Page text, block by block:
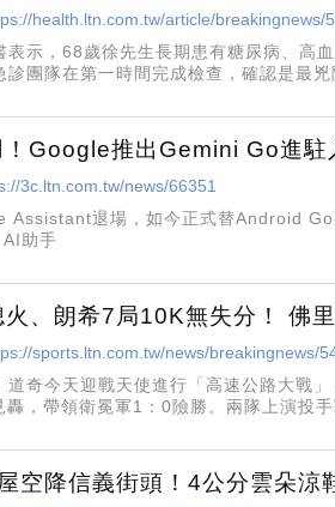
health.ltn.com.tw/article/breakingnews/
表示，68歲徐先生長期患有糖尿病、高
團隊在第一時間完成檢查，確認是最
Google推出Gemini Go進駐
3c.ltn.com.tw/news/66351
Assistant退場，如今正式替Android
助手
、朗希7局10K無失分！ 佛
sports.ltn.com.tw/news/breakingnews/
道奇今天迎戰天使進行「高速公路大戰
，帶領衛冕軍1：0險勝。兩隊上演投
空降信義街頭！4公分雲朵涼